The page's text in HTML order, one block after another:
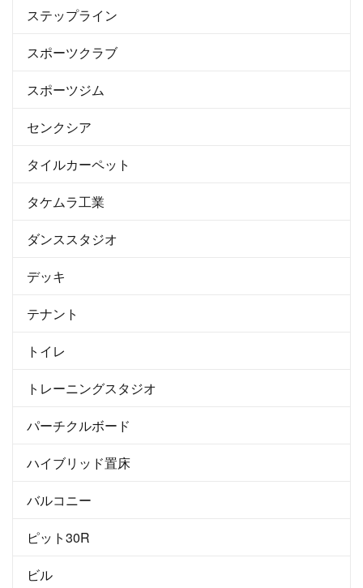
ステップライン
スポーツクラブ
スポーツジム
センクシア
タイルカーペット
タケムラ工業
ダンススタジオ
デッキ
テナント
トイレ
トレーニングスタジオ
パーチクルボード
ハイブリッド置床
バルコニー
ピット30R
ビル